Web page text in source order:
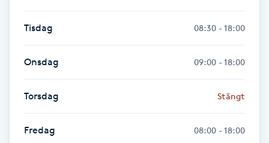
Hatha Yoga
Headspa
Healing
Herrklippning
Tisdag 08:30 - 18:00
Onsdag 09:00 - 18:00
Torsdag Stängt
Fredag 08:00 - 18:00